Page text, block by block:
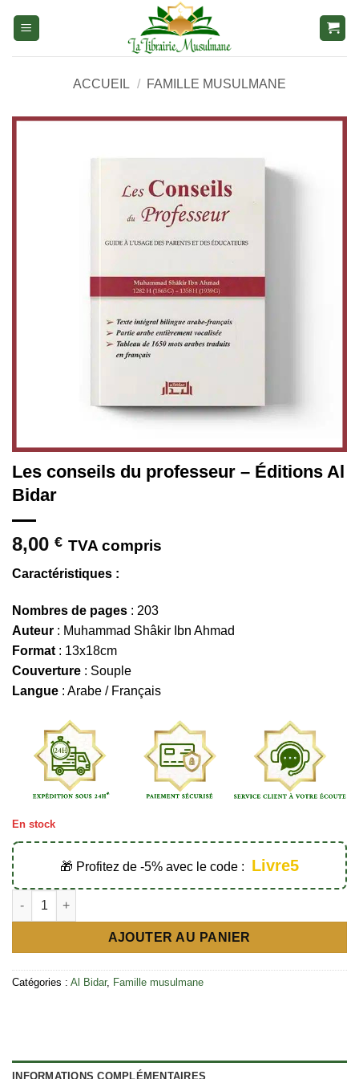
ACCUEIL / FAMILLE MUSULMANE
Les conseils du professeur – Éditions Al
Bidar
8,00 € TVA compris
Caractéristiques :
Nombres de pages : 203
Auteur : Muhammad Shâkir Ibn Ahmad
Format : 13x18cm
Couverture : Souple
Langue : Arabe / Français
En stock
🎁 Profitez de -5% avec le code : Livre5
quantité de Les conseils du professeur - Éditions Al Bidar
AJOUTER AU PANIER
Catégories : Al Bidar, Famille musulmane
INFORMATIONS COMPLÉMENTAIRES